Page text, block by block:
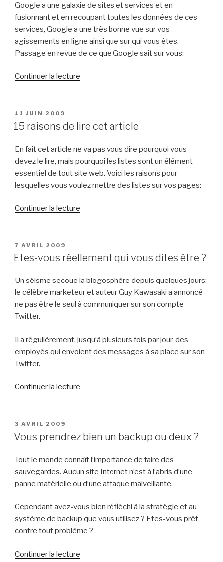
Google a une galaxie de sites et services et en
fusionnant et en recoupant toutes les données de ces
services, Google a une très bonne vue sur vos
agissements en ligne ainsi que sur qui vous êtes.
Passage en revue de ce que Google sait sur vous:
Continuer la lecture
sait
vous »
PUBLIÉ
LE
11 JUIN 2009
15 raisons de lire cet article
En fait cet article ne va pas vous dire pourquoi vous
devez le lire, mais pourquoi les listes sont un élément
essentiel de tout site web. Voici les raisons pour
lesquelles vous voulez mettre des listes sur vos pages:
Continuer la lecture
lire
article »
PUBLIÉ
LE
7 AVRIL 2009
Etes-vous réellement qui vous dites être ?
Un séisme secoue la blogosphère depuis quelques jours:
le célèbre marketeur et auteur Guy Kawasaki a annoncé
ne pas être le seul à communiquer sur son compte
Twitter.
Il a régulièrement, jusqu’à plusieurs fois par jour, des
employés qui envoient des messages à sa place sur son
Twitter.
Continuer la lecture
qui
dites
être
? »
PUBLIÉ
LE
3 AVRIL 2009
Vous prendrez bien un backup ou deux ?
Tout le monde connaît l’importance de faire des
sauvegardes. Aucun site Internet n’est à l’abris d’une
panne matérielle ou d’une attaque malveillante.
Cependant avez-vous bien réfléchi à la stratégie et au
système de backup que vous utilisez ? Etes-vous prêt
contre tout problème ?
Continuer la lecture